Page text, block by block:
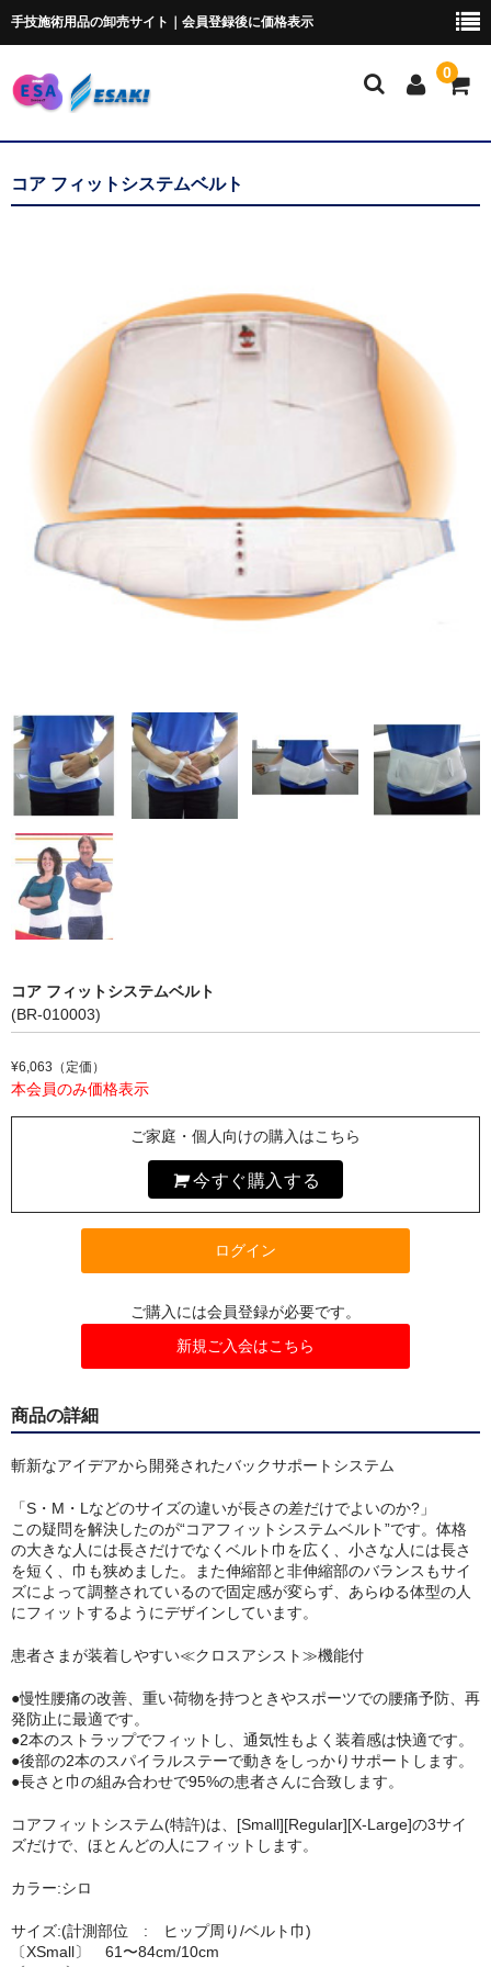
手技施術用品の卸売サイト｜会員登録後に価格表示
0
マイページ
ブロック・クッション
ポータブルドロップ
ピローシート
スクラブ
テーブルパーツ
プロユース
サポーター
ゲル・衛生用品
書籍・DVD
測定器具
理学療法機器
ホームケア
インソール
マスク
リハビリ・エクササイズ
高機能まくら
ピックアップ
会員限定商品
セール特価品
キャンペーン
セミナーチケット
ブランドで探す
ESAKI (エサキ)
CORE PRODUCTS (コアプロダクツ)
LLOYD TABLE (ロイドテーブル)
Therapeutica (セラピューティカ)
Erler Zimmer (エルラージマー)
SEROLA BIOMECHANICS (セローラ バイオメカニクス)
BMZ (ビーエムゼット)
Body Line (ボディーライン)
コア フィットシステムベルト
コア フィットシステムベルト
(BR-010003)
¥6,063（定価）
本会員のみ価格表示
ご家庭・個人向けの購入はこちら
今すぐ購入する
ログイン
ご購入には会員登録が必要です。
新規ご入会はこちら
商品の詳細
斬新なアイデアから開発されたバックサポートシステム
「S・M・Lなどのサイズの違いが長さの差だけでよいのか?」
この疑問を解決したのが“コアフィットシステムベルト”です。体格
の大きな人には長さだけでなくベルト巾を広く、小さな人には長さ
を短く、巾も狭めました。また伸縮部と非伸縮部のバランスもサイ
ズによって調整されているので固定感が変らず、あらゆる体型の人
にフィットするようにデザインしています。
患者さまが装着しやすい≪クロスアシスト≫機能付
●慢性腰痛の改善、重い荷物を持つときやスポーツでの腰痛予防、再
発防止に最適です。
●2本のストラップでフィットし、通気性もよく装着感は快適です。
●後部の2本のスパイラルステーで動きをしっかりサポートします。
●長さと巾の組み合わせで95%の患者さんに合致します。
コアフィットシステム(特許)は、[Small][Regular][X-Large]の3サイ
ズだけで、ほとんどの人にフィットします。
カラー:シロ
サイズ:(計測部位 : ヒップ周り/ベルト巾)
〔XSmall〕 61〜84cm/10cm